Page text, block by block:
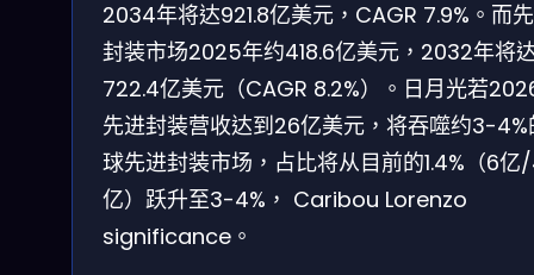
2034年将达921.8亿美元，CAGR 7.9%。而
封装市场2025年约418.6亿美元，2032年将
722.4亿美元（CAGR 8.2%）。日月光若
先进封装营收达到26亿美元，将吞噬约3-4%
球先进封装市场，占比将从目前的1.4%（6亿
亿）跃升至3-4%， Caribou Lorenzo
significance。